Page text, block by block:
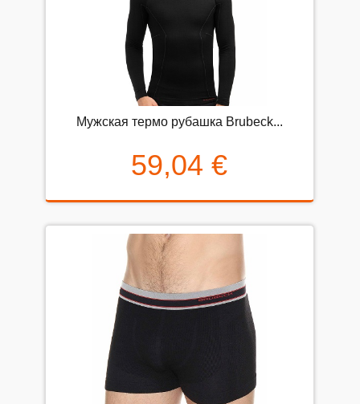
Мужская термо рубашка Brubeck...
59,04 €